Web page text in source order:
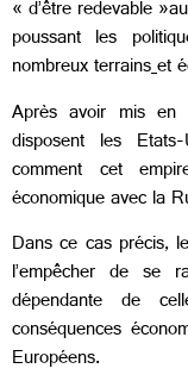
« d’être redevable
poussant les
nombreux terrainset
Après avoir mis en
disposent les
comment cet
économique avec la
Dans ce cas précis,
l’empêcher de se
dépendante de
conséquences
Européens.